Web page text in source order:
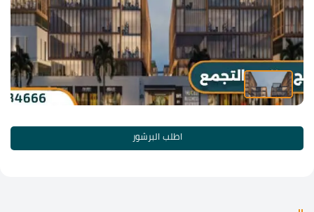
اطلب البرشور